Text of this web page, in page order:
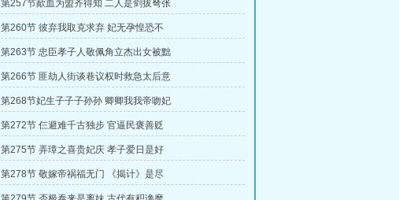
第257节歃血为盟齐得知 二人是剑拔弩张
第260节 彼弃我取克求弃 妃无孕惶恐不
第263节 忠臣孝子人敬佩角立杰出女被黜
第266节 匪劫人街谈巷议权时救急太后意
第268节妃生子子子孙孙 卿卿我我帝吻妃
第272节 仨避难千古独步 官逼民褒善贬
第275节 弄璋之喜贵妃庆 孝子爱日是好
第278节 敬嫁帝祸福无门 《揭计》是尽